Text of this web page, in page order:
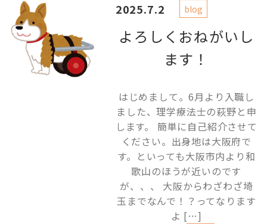
よろしくおねがいし
ます！
2025.7.2 blog
はじめまして。6月より入職し
ました、理学療法士の萩野と申
します。 簡単に自己紹介させて
ください。出身地は大阪府で
す。といっても大阪市内より和
歌山のほうが近いのです
が、、、 大阪からわざわざ埼
玉までなんで！？ってなります
よ […]